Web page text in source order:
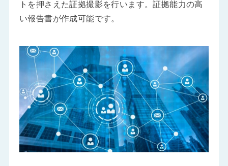
トを押さえた証拠撮影を行います。証拠能力の高
い報告書が作成可能です。